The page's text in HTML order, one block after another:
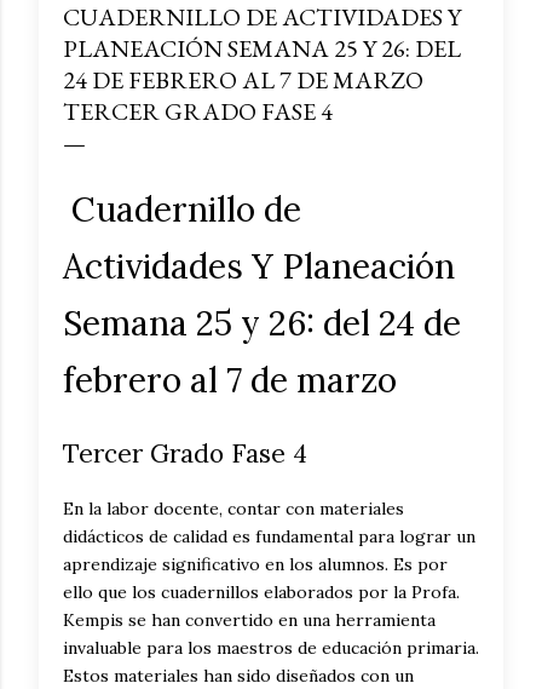
CUADERNILLO DE ACTIVIDADES Y
PLANEACIÓN SEMANA 25 Y 26: DEL
24 DE FEBRERO AL 7 DE MARZO
TERCER GRADO FASE 4
Cuadernillo de
Actividades Y Planeación
Semana 25 y 26: del 24 de
febrero al 7 de marzo
Tercer Grado Fase 4
En la labor docente, contar con materiales
didácticos de calidad es fundamental para lograr un
aprendizaje significativo en los alumnos. Es por
ello que los cuadernillos elaborados por la Profa.
Kempis se han convertido en una herramienta
invaluable para los maestros de educación primaria.
Estos materiales han sido diseñados con un